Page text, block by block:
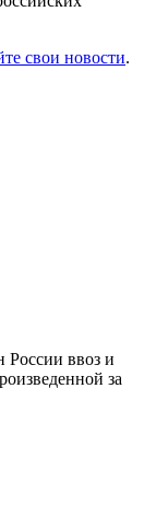
свои новости.
России ввоз и
за